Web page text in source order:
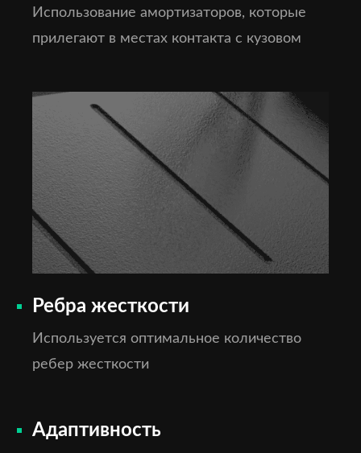
Использование амортизаторов, которые
прилегают в местах контакта с кузовом
Ребра жесткости
Используется оптимальное количество
ребер жесткости
Адаптивность